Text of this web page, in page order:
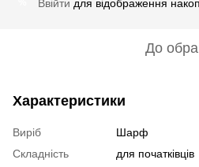
Ввійти для відображення
До
Характеристики
Виріб
Шарф
Складність
для початківців